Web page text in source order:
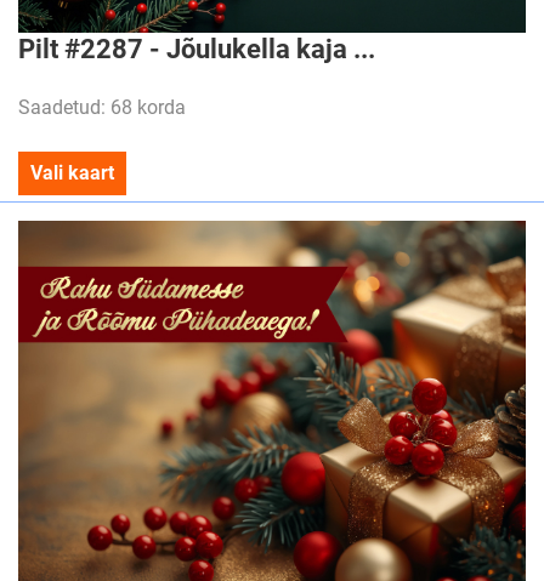
Pilt #2287 - Jõulukella kaja ...
Saadetud: 68 korda
Vali kaart